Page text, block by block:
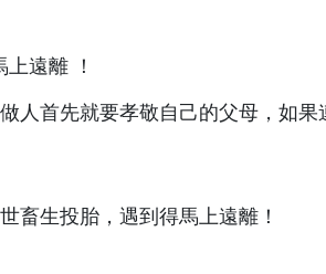
人首先就要孝敬自己的父母，如
畜生投胎，遇到得馬上遠離！